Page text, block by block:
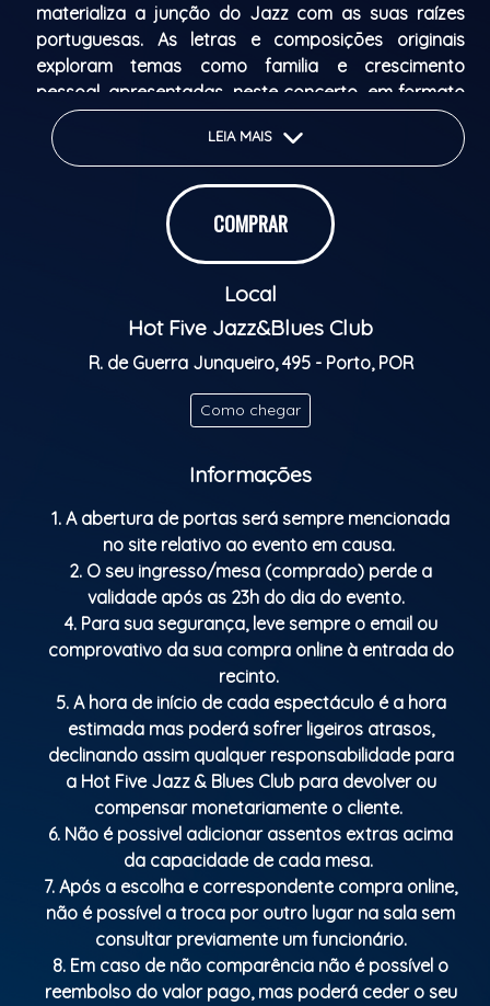
materializa a junção do Jazz com as suas raízes
portuguesas. As letras e composiçōes originais
exploram temas como familia e crescimento
pessoal, apresentadas, neste concerto, em formato
de quinteto. Com Tom Almeida no Piano, Kapees
Sukhavasi no Contrabaixo, Seba Ramirez na Bateria
e Tyler White no Saxofone, apresenta este projeto
numa confluência de referências multiculturais.
Classificação etária: M/16
LEIA MAIS
COMPRAR
Local
Hot Five Jazz&Blues Club
R. de Guerra Junqueiro, 495 - Porto, POR
Como chegar
Informações
1. A abertura de portas será sempre mencionada
no site relativo ao evento em causa.
2. O seu ingresso/mesa (comprado) perde a
validade após as 23h do dia do evento.
4. Para sua segurança, leve sempre o email ou
comprovativo da sua compra online à entrada do
recinto.
5. A hora de início de cada espectáculo é a hora
estimada mas poderá sofrer ligeiros atrasos,
declinando assim qualquer responsabilidade para
a Hot Five Jazz & Blues Club para devolver ou
compensar monetariamente o cliente.
6. Não é possivel adicionar assentos extras acima
da capacidade de cada mesa.
7. Após a escolha e correspondente compra online,
não é possível a troca por outro lugar na sala sem
consultar previamente um funcionário.
8. Em caso de não comparência não é possível o
reembolso do valor pago, mas poderá ceder o seu